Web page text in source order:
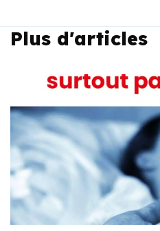
Plus d'articles